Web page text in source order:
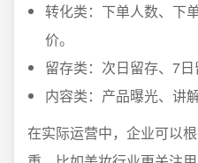
转化类：下单人数、下
价。
留存类：次日留存、7日
内容类：产品曝光、讲
在实际运营中，企业可以